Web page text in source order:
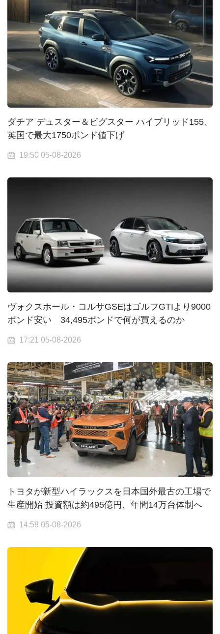
ダチア デュスター＆ビグスター ハイブリッド155、
英国で最大1750ポンド値下げ
19:50 05-08-2026
ヴォクスホール・コルサGSEはゴルフGTIより9000
ポンド安い 34,495ポンドで何が買えるのか
17:21 05-08-2026
トヨタが新型ハイラックスを日本国外最古の工場で
生産開始 投資額は約495億円、年間14万台体制へ
14:58 05-08-2026